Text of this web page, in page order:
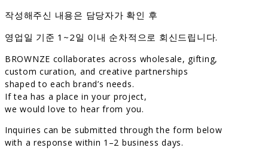
작성해주신 내용은 담당자가 확인 후
영업일 기준 1~2일 이내 순차적으로 회신드립니다.
BROWNZE collaborates across wholesale, gifting,
custom curation, and creative partnerships
shaped to each brand’s needs.
If tea has a place in your project,
we would love to hear from you.
Inquiries can be submitted through the form below
with a response within 1–2 business days.